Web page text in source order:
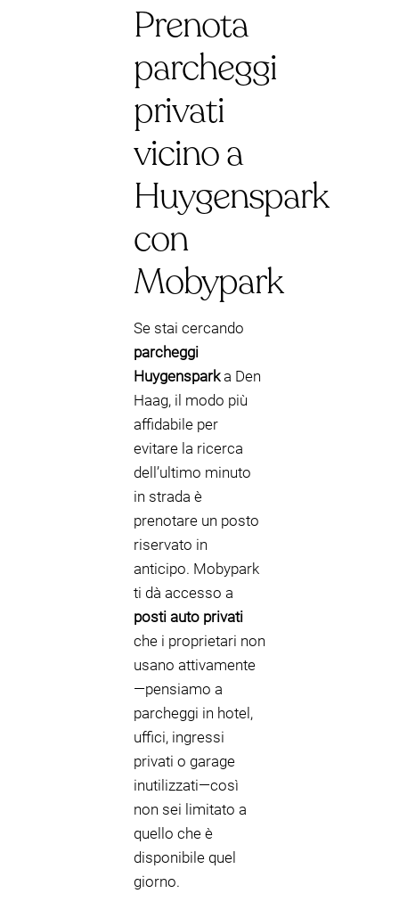
Prenota
parcheggi
privati
vicino a
Huygenspark
con
Mobypark
Se stai cercando
parcheggi
Huygensparka Den
Haag, il modo più
affidabile per
evitare la ricerca
dell’ultimo minuto
in strada è
prenotare un posto
riservato in
anticipo. Mobypark
ti dà accesso a
posti auto privati
che i proprietari non
usano attivamente
—pensiamo a
parcheggi in hotel,
uffici, ingressi
privati o garage
inutilizzati—così
non sei limitato a
quello che è
disponibile quel
giorno.